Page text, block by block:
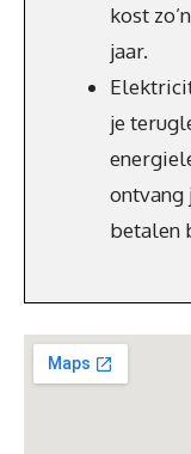
kost
jaar.
je
ontvang
betalen